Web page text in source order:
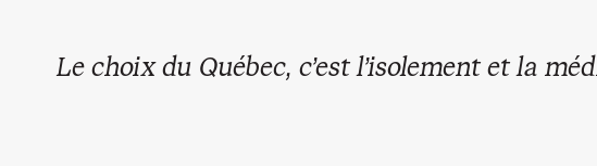
Le choix du Québec, c’est l’isolement et la